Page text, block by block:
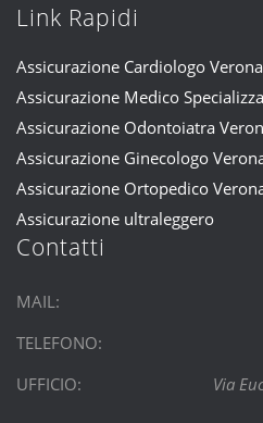
Link Rapidi
Assicurazione Cardiologo Verona
Assicurazione Medico
Assicurazione Odontoiatra
Assicurazione Ginecologo
Assicurazione Ortopedico
Assicurazione ultraleggero
Contatti
MAIL:
TELEFONO:
UFFICIO:
Via